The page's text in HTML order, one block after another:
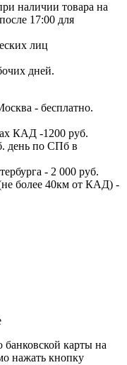
наличии товара на
17:00 для
лиц
дней.
- бесплатно.
КАД -1200 руб.
день по СПб в
- 2 000 руб.
более 40км от КАД) -
карты на
нажать кнопку